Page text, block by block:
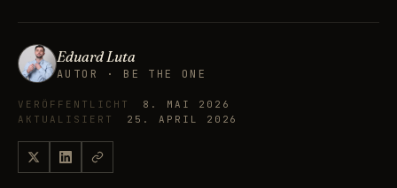
Eduard Luta
AUTOR · BE THE ONE
VERÖFFENTLICHT
8. MAI 2026
AKTUALISIERT
25. APRIL 2026